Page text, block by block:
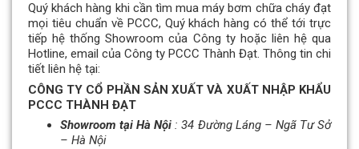
Quý khách hàng khi cần tìm mua máy bơm chữa cháy đạt
mọi tiêu chuẩn về PCCC, Quý khách hàng có thể tới trực
tiếp hệ thống Showroom của Công ty hoặc liên hệ qua
Hotline, email của Công ty PCCC Thành Đạt. Thông tin chi
tiết liên hệ tại:
CÔNG TY CỔ PHẦN SẢN XUẤT VÀ XUẤT NHẬP KHẨU
PCCC THÀNH ĐẠT
Showroom tại Hà Nội : 34 Đường Láng – Ngã Tư Sở
– Hà Nội